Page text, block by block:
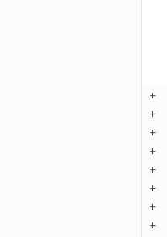
+
+
+
+
+
+
+
+